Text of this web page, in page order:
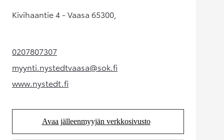
Kivihaantie 4 - Vaasa 65300,
0207807307(Aukeaa uudessa välilehdessä)
myynti.nystedtvaasa@sok.fi(Aukeaa uudessa välilehdessä)
www.nystedt.fi(Aukeaa uudessa välilehdessä)
Avaa jälleenmyyjän verkkosivusto
(Aukeaa uudessa välilehdessä)